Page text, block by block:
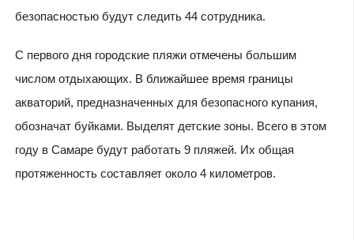
безопасностью будут следить 44 сотрудника.
С первого дня городские пляжи отмечены большим
числом отдыхающих. В ближайшее время границы
акваторий, предназначенных для безопасного купания,
обозначат буйками. Выделят детские зоны. Всего в этом
году в Самаре будут работать 9 пляжей. Их общая
протяженность составляет около 4 километров.